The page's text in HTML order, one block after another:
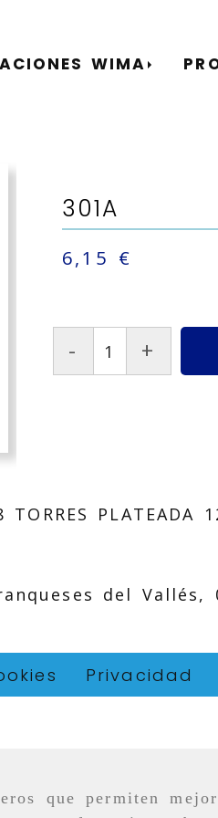
que permiten
WIMA
301A
6,15 €
- +
PLATEADA
del Vallés,
Privacidad